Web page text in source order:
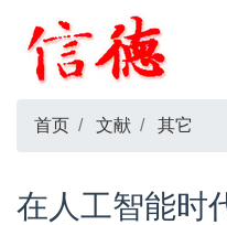
首页 文献 其它
在人工智能时